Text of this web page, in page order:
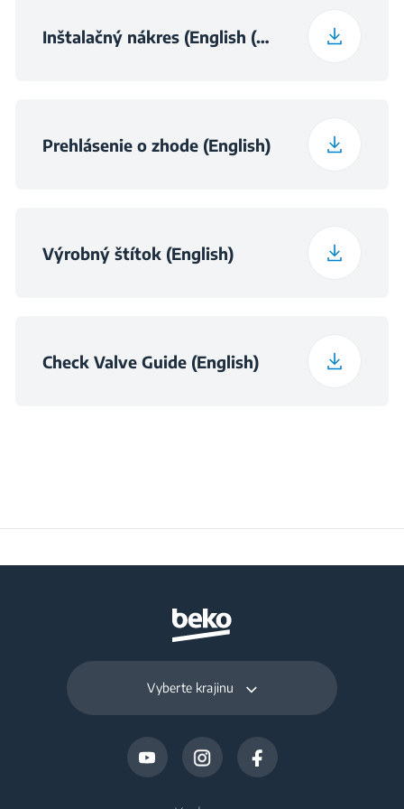
Inštalačný nákres (English (United Kingdom))
Prehlásenie o zhode (English)
Výrobný štítok (English)
Check Valve Guide (English)
Vyberte krajinu